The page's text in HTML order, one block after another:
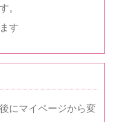
。
す
にマイページから変